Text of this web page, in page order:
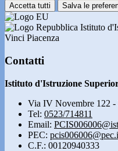
Accetta tutti Salva le
Istituto
Vinci Piacenza
Contatti
Istituto d'Istruzione
Via IV Novembre 122 -
Tel: 0523/714811
Email:
PEC:
C.F.: 00120940333